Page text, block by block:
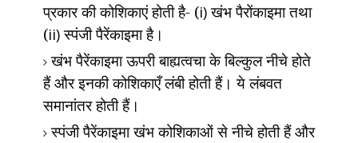
प्रकार की कोशिकाएं होती है- (i)खंभ पैरोंकाइमा तथा
(ii)स्पंजी पैरेंकाइमा है।
खंभ पैरेंकाइमा ऊपरी बाह्यत्वचा के बिल्कुल नीचे होते
हैं और इनकी कोशिकाएँ लंबी होती हैं। ये लंबवत
समानांतर होती हैं।
स्पंजी पैरेंकाइमा खंभ कोशिकाओं से नीचे होती हैं और